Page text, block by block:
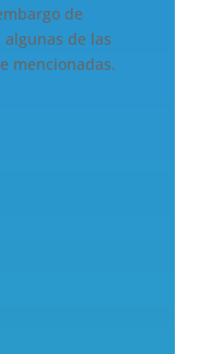
de
de las
mencionadas.